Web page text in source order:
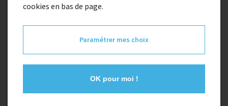
Ajouter au panier
Description
cookies en bas de page.
Paramétrer mes choix
OK pour moi !